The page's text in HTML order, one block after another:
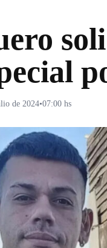
de 2024•07:00 hs